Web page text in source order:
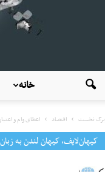
خانه
برگ نخست اقتصاد اعطای وام و
کیهان‌لایف، کیهان لندن به